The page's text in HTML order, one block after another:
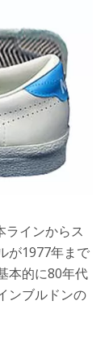
ラインからス
が1977年まで
本的に80年代
ンブルドンの